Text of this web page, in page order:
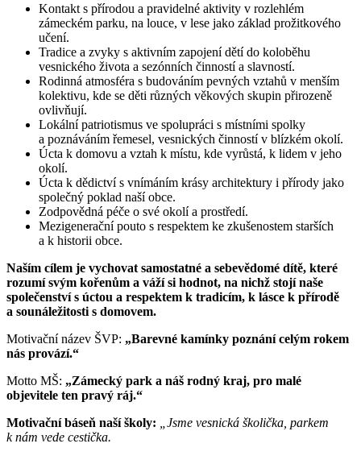
Kontakt s přírodou a pravidelné aktivity v rozlehlém
zámeckém parku, na louce, v lese jako základ prožitkového
učení.
Tradice a zvyky s aktivním zapojení dětí do koloběhu
vesnického života a sezónních činností a slavností.
Rodinná atmosféra s budováním pevných vztahů v menším
kolektivu, kde se děti různých věkových skupin přirozeně
ovlivňují.
Lokální patriotismus ve spolupráci s místními spolky
a poznáváním řemesel, vesnických činností v blízkém okolí.
Úcta k domovu a vztah k místu, kde vyrůstá, k lidem v jeho
okolí.
Úcta k dědictví s vnímáním krásy architektury i přírody jako
společný poklad naší obce.
Zodpovědná péče o své okolí a prostředí.
Mezigenerační pouto s respektem ke zkušenostem starších
a k historii obce.
Naším cílem je vychovat samostatné a sebevědomé dítě, které
rozumí svým kořenům a váží si hodnot, na nichž stojí naše
společenství s úctou a respektem k tradicím, k lásce k přírodě
a sounáležitosti s domovem.
Motivační název ŠVP: „Barevné kamínky poznání celým rokem
nás provází.“
Motto MŠ: „Zámecký park a náš rodný kraj, pro malé
objevitele ten pravý ráj.“
Motivační báseň naší školy: „Jsme vesnická školička, parkem
k nám vede cestička.